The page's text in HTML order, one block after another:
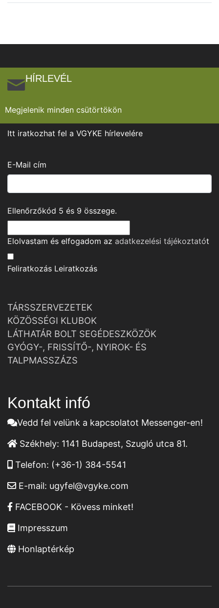
HÍRLEVÉL
Megjelenik minden csütörtökön
Itt iratkozhat fel a VGYKE hírlevelére
E-Mail cím
Ellenőrzőkód 5 és 9 összege.
Elolvastam és elfogadom az adatkezelési tájékoztatót
Feliratkozás Leiratkozás
TÁRSSZERVEZETEK
KÖZÖSSÉGI KLUBOK
LÁTHATÁR BOLT SEGÉDESZKÖZÖK
GYÓGY-, FRISSÍTŐ-, NYIROK- ÉS
TALPMASSZÁZS
Kontakt infó
Vedd fel velünk a kapcsolatot Messenger-en!
Székhely: 1141 Budapest, Szugló utca 81.
Telefon: (+36-1) 384-5541
E-mail: ugyfel@vgyke.com
FACEBOOK - Kövess minket!
Impresszum
Honlaptérkép